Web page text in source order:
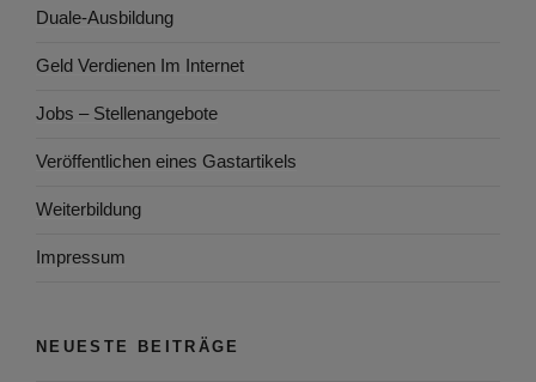
Duale-Ausbildung
Geld Verdienen Im Internet
Jobs – Stellenangebote
Veröffentlichen eines Gastartikels
Weiterbildung
Impressum
NEUESTE BEITRÄGE